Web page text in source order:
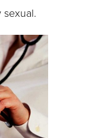
sexual.